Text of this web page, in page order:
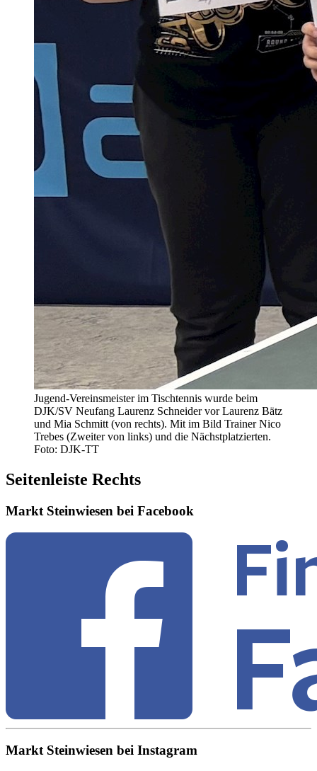
Jugend-Vereinsmeister im Tischtennis wurde beim
DJK/SV Neufang Laurenz Schneider vor Laurenz Bätz
und Mia Schmitt (von rechts). Mit im Bild Trainer Nico
Trebes (Zweiter von links) und die Nächstplatzierten.
Foto: DJK-TT
Seitenleiste Rechts
Markt Steinwiesen bei Facebook
Markt Steinwiesen bei Instagram